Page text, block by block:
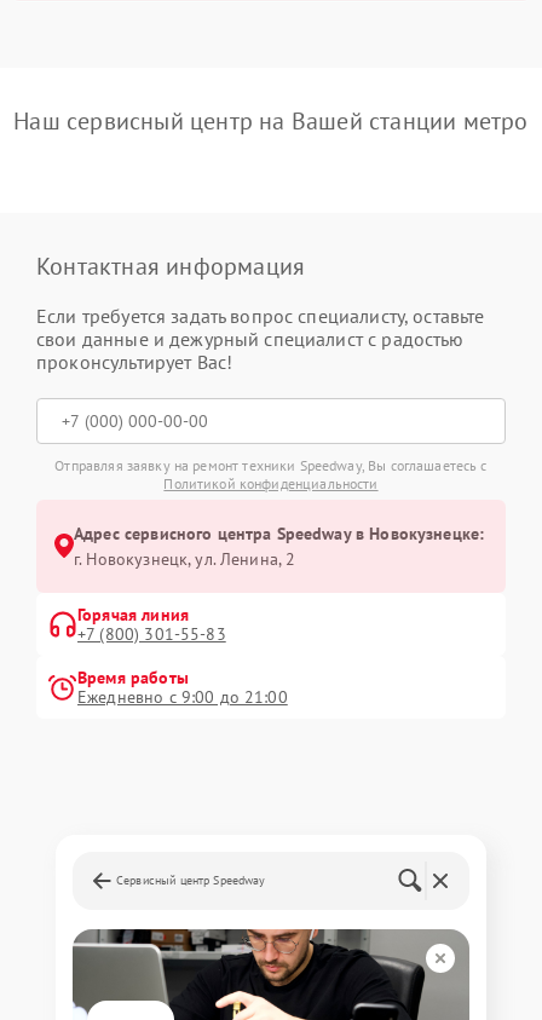
Наш сервисный центр на Вашей станции метро
Контактная информация
Если требуется задать вопрос специалисту, оставьте
свои данные и дежурный специалист с радостью
проконсультирует Вас!
Отправляя заявку на ремонт техники Speedway, Вы соглашаетесь с
Политикой конфиденциальности
Адрес сервисного центра Speedway в Новокузнецке:
г. Новокузнецк, ул. Ленина, 2
Горячая линия
+7 (800) 301-55-83
Время работы
Ежедневно с 9:00 до 21:00
Сервисный центр Speedway